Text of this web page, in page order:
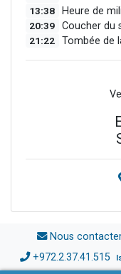
13:38 Heure de
20:39 Coucher du
21:22 Tombée de
Nous
+972.2.37.41.515